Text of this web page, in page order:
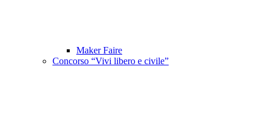
Maker Faire
Concorso “Vivi libero e civile”